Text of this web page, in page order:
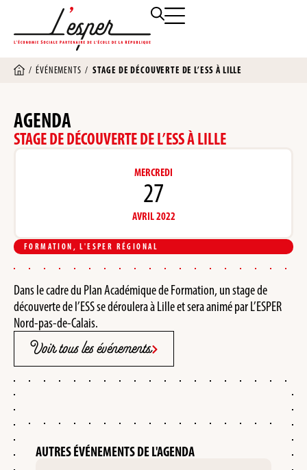
/ÉVÉNEMENTS / STAGE DE DÉCOUVERTE DE L’ESS À LILLE
AGENDA
STAGE DE DÉCOUVERTE DE L’ESS À LILLE
MERCREDI
27
AVRIL 2022
FORMATION , L'ESPER RÉGIONAL
Dans le cadre du Plan Académique de Formation, un stage de
découverte de l’ESS se déroulera à Lille et sera animé par L’ESPER
Nord-pas-de-Calais.
Voir tous les événements
AUTRES ÉVÉNEMENTS DE L'AGENDA